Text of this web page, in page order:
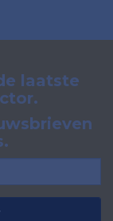
laatste